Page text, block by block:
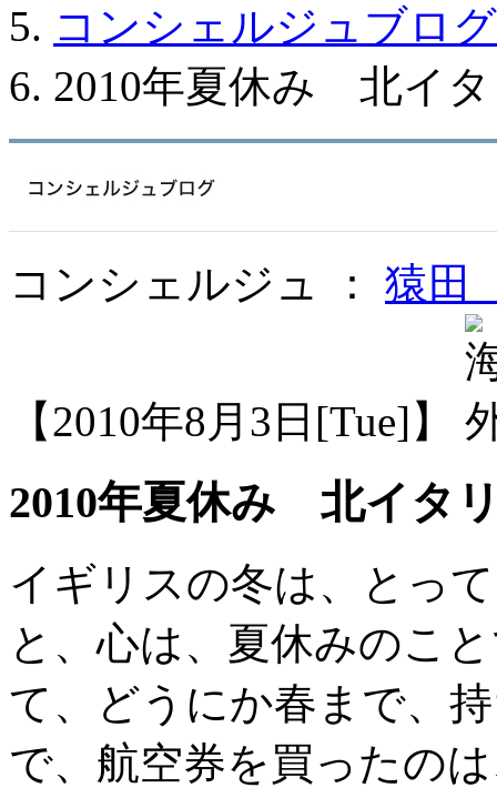
コンシェルジュブログ
2010年夏休み 北イタ
コンシェルジュ ： 猿
【2010年8月3日[Tue]】
2010年夏休み 北イタ
イギリスの冬は、とっ
と、心は、夏休みのこ
て、どうにか春まで、
で、航空券を買ったの